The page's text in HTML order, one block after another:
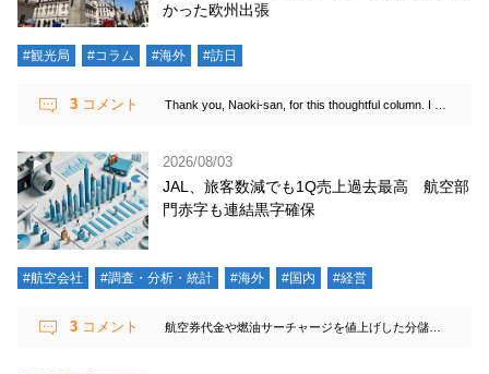
かった欧州出張
#観光局 #コラム #海外 #訪日
3 コメント Thank you, Naoki-san, for this thoughtful column. I was deeply touched by the way you wrote about our visit to Sakari-san’s grave. I am grateful that we were able to share that moment together, and also grateful to Sakari-san for bringing us together all those years ago. He left us far too soon, but the memories and the connections he made possible remain with us. Your thoughts about people seeking quality and substance rather than luxury also resonated with me. I feel that people today are increasingly looking for meaning, not only in travel but also more broadly in life. A meaningful journey can begin within, as people look beyond simply doing and seeing more and seek opportunities to reflect, learn and gain new perspectives, experiences that truly stay with us.
2026/08/03
JAL、旅客数減でも1Q売上過去最高 航空部
門赤字も連結黒字確保
#航空会社 #調査・分析・統計 #海外 #国内 #経営
3 コメント 航空券代金や燃油サーチャージを値上げした分儲かったってことです。航空会社は直ぐに転嫁できるからいいですが、我々旅行会社はそうはいきません。